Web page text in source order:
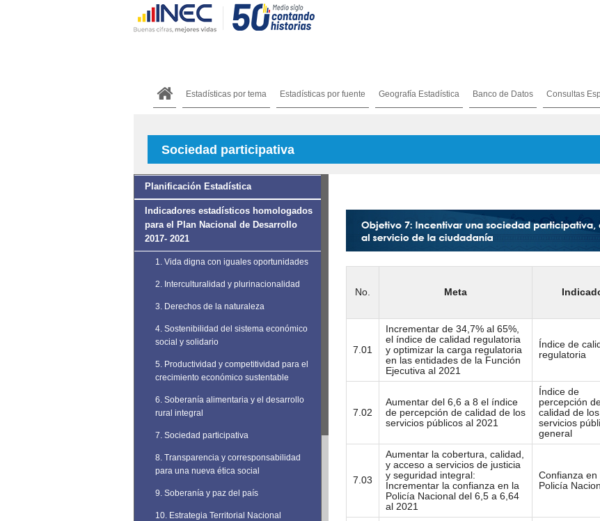
Estadísticas por tema Estadísticas por fuente Geografía Estadística Banco de Datos Consultas
Sociedad participativa
Planificación Estadística
Indicadores estadísticos homologados
para el Plan Nacional de Desarrollo
2017- 2021
1. Vida digna con iguales oportunidades
2. Interculturalidad y plurinacionalidad
3. Derechos de la naturaleza
4. Sostenibilidad del sistema económico
social y solidario
5. Productividad y competitividad para el
crecimiento económico sustentable
6. Soberanía alimentaria y el desarrollo
rural integral
7. Sociedad participativa
8. Transparencia y corresponsabilidad
para una nueva ética social
9. Soberanía y paz del país
10. Estrategia Territorial Nacional
No. Meta
7.01
Incrementar de 34,7% al 65%,
el índice de calidad regulatoria
y optimizar la carga regulatoria
en las entidades de la Función
Ejecutiva al 2021
Índice de
regulatoria
7.02
Aumentar del 6,6 a 8 el índice
de percepción de calidad de los
servicios públicos al 2021
Índice de
percepción
calidad de los
servicios
general
7.03
Aumentar la cobertura, calidad,
y acceso a servicios de justicia
y seguridad integral:
Incrementar la confianza en la
Policía Nacional del 6,5 a 6,64
al 2021
Confianza en
Policía